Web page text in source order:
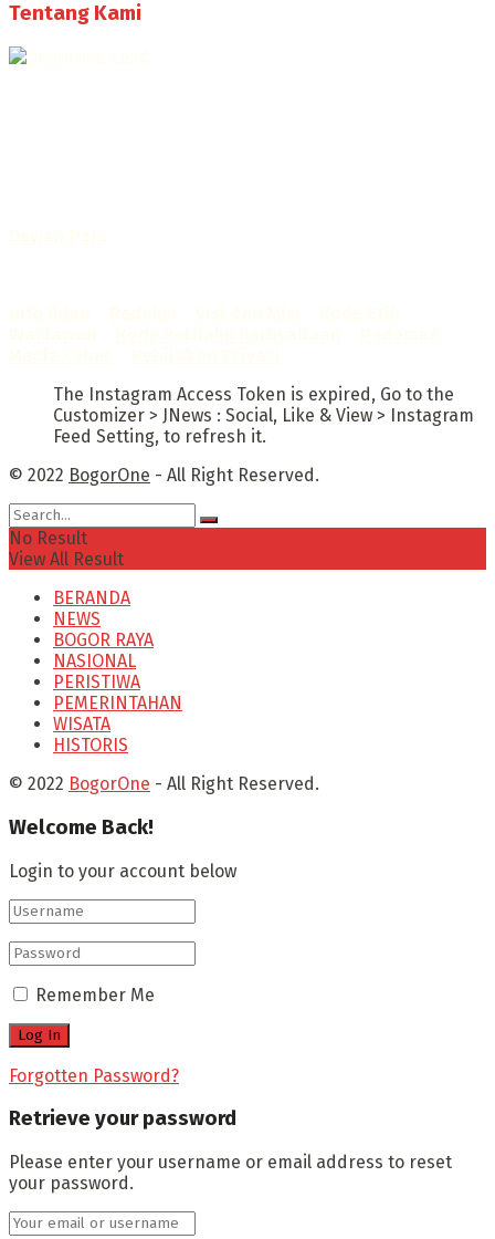
Tentang Kami
The Instagram Access Token is expired, Go to the
Customizer > JNews : Social, Like & View > Instagram
Feed Setting, to refresh it.
© 2022 BogorOne - All Right Reserved.
No Result
View All Result
BERANDA
NEWS
BOGOR RAYA
NASIONAL
PERISTIWA
PEMERINTAHAN
WISATA
HISTORIS
© 2022 BogorOne - All Right Reserved.
Welcome Back!
Login to your account below
Remember Me
Forgotten Password?
Retrieve your password
Please enter your username or email address to reset
your password.